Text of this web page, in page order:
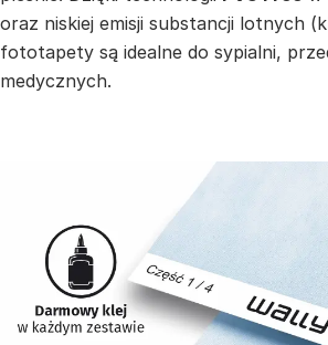
oraz niskiej emisji substancji lotnych
fototapety są idealne do sypialni,
medycznych.